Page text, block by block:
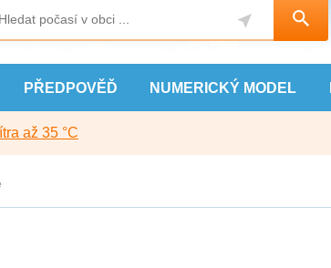
PŘEDPOVĚĎ NUMERICKÝ MODEL
až 35 °C